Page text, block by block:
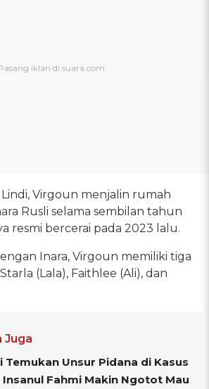
Virgoun menjalin rumah
Rusli selama sembilan tahun
resmi bercerai pada 2023 lalu.
Inara, Virgoun memiliki tiga
(Lala), Faithlee (Ali), dan
Juga
Temukan Unsur Pidana di Kasus
Insanul Fahmi Makin Ngotot Mau